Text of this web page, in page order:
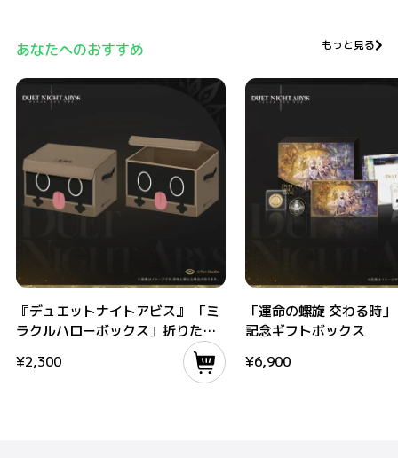
あなたへのおすすめ もっと見る
『デュエットナイトアビス』 「ミ
ラクルハローボックス」折りたた
¥2,300
「運命の螺旋 交わる時
記念ギフトボックス
¥6,900